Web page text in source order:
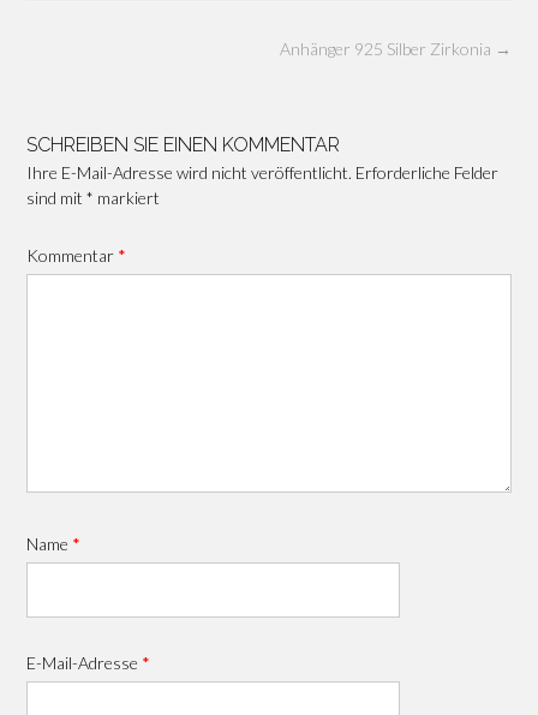
Anhänger 925 Silber Zirkonia →
SCHREIBEN SIE EINEN KOMMENTAR
Ihre E-Mail-Adresse wird nicht veröffentlicht. Erforderliche Felder
sind mit * markiert
Kommentar *
Name *
E-Mail-Adresse *